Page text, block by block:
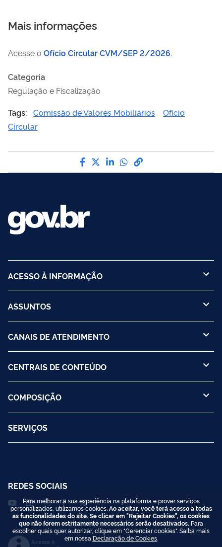
Mais informações
Acesse o Ofício Circular CVM/SEP 2/2026.
Categoria
Regulação e Fiscalização
Tags: Comissão de Valores Mobiliários
Ofício
Circular
Compartilhe por Facebook
Compartilhe por Twitter
Compartilhe por
Compartilhe por
link para Copiar
ACESSO À INFORMAÇÃO
ASSUNTOS
CANAIS DE ATENDIMENTO
CENTRAIS DE CONTEÚDO
COMPOSIÇÃO
SERVIÇOS
REDES SOCIAIS
Acesso à
Para melhorar a sua experiência na plataforma e prover serviços
personalizados, utilizamos cookies. Ao aceitar, você terá acesso a todas
as funcionalidades do site. Se clicar em "Rejeitar Cookies", os cookies
que não forem estritamente necessários serão desativados. Para
escolher quais quer autorizar, clique em "Gerenciar cookies". Saiba mais
em nossa Declaração de Cookies.